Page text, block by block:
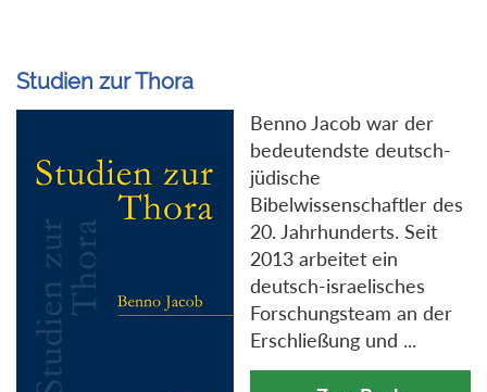
Studien zur Thora
Benno Jacob war der
bedeutendste deutsch-
jüdische
Bibelwissenschaftler des
20. Jahrhunderts. Seit
2013 arbeitet ein
deutsch-israelisches
Forschungsteam an der
Erschließung und ...